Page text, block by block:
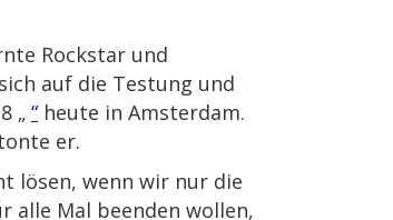
Rockstar und
auf die Testung und
„ “ heute in Amsterdam.
er.
lösen, wenn wir nur die
alle Mal beenden wollen,